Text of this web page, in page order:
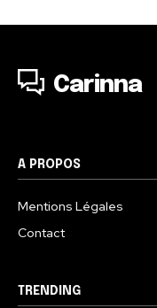
Carinna
A PROPOS
Mentions Légales
Contact
TRENDING